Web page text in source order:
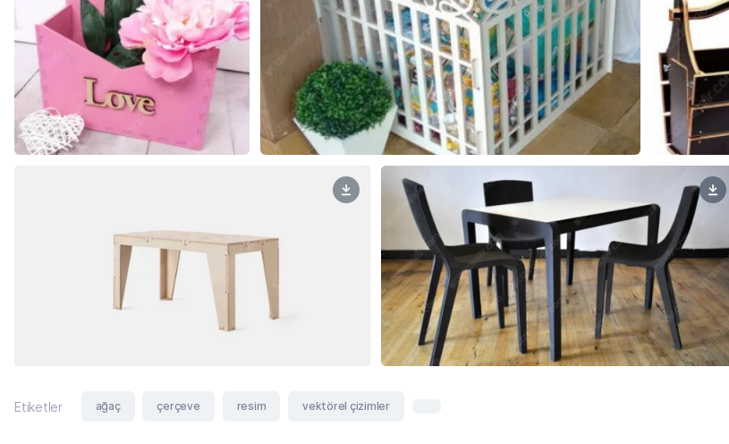
Etiketler ağaç çerçeve resim vektörel çizimler